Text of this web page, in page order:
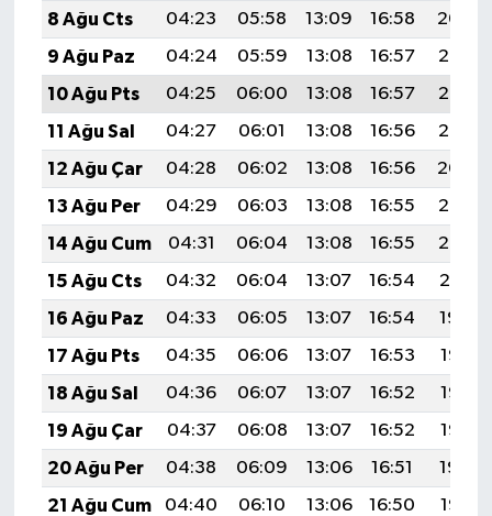
8 Ağu Cts
04:23 05:58 13:09 16:58
20:09
9 Ağu Paz
04:24 05:59 13:08 16:57
20:08
10 Ağu Pts
04:25 06:00 13:08 16:57
20:07
11 Ağu Sal
04:27 06:01 13:08 16:56
20:06
12 Ağu Çar
04:28 06:02 13:08 16:56
20:04
13 Ağu Per
04:29 06:03 13:08 16:55
20:03
14 Ağu Cum
04:31 06:04 13:08 16:55
20:02
15 Ağu Cts
04:32 06:04 13:07 16:54
20:01
16 Ağu Paz
04:33 06:05 13:07 16:54
19:59
17 Ağu Pts
04:35 06:06 13:07 16:53
19:58
18 Ağu Sal
04:36 06:07 13:07 16:52
19:57
19 Ağu Çar
04:37 06:08 13:07 16:52
19:55
20 Ağu Per
04:38 06:09 13:06 16:51
19:54
21 Ağu Cum
04:40 06:10 13:06 16:50
19:52